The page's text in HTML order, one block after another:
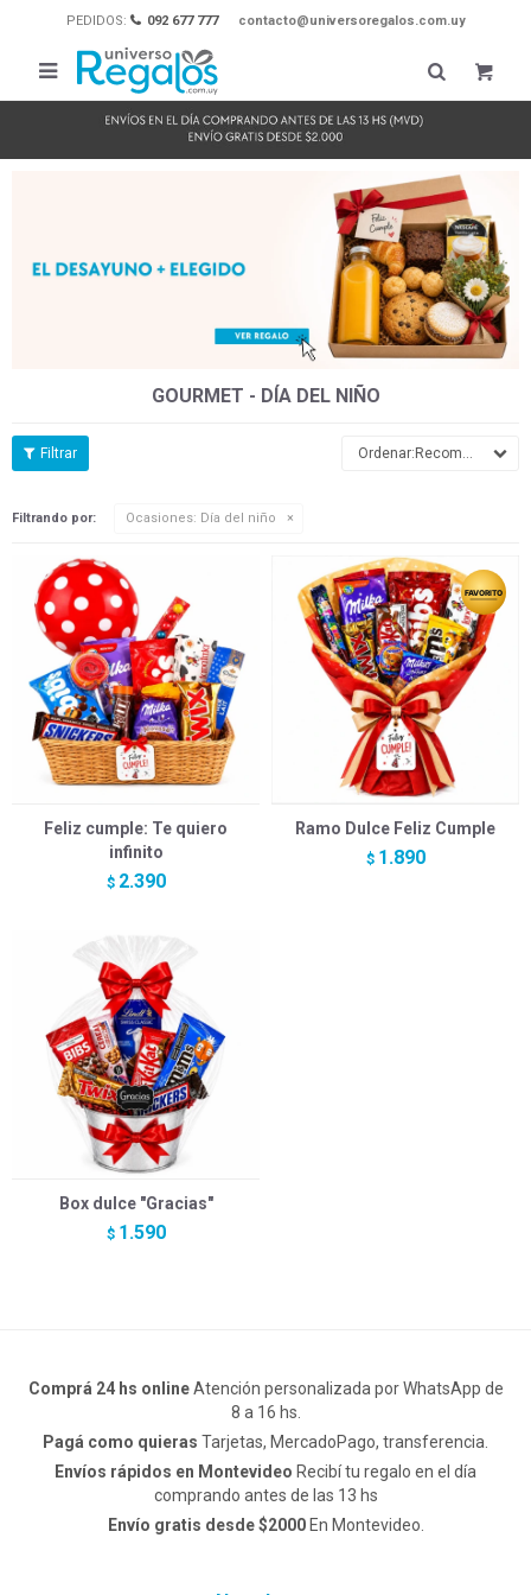
PEDIDOS: 092 677 777 contacto@universoregalos.com.uy

GOURMET - DÍA DEL NIÑO
Recomendados
Filtrando por: Ocasiones: Día del niño
Feliz cumple: Te quiero
infinito
$ 2.390
Ramo Dulce Feliz Cumple
$ 1.890
Box dulce "Gracias"
$ 1.590
Comprá 24 hs onlineAtención personalizada por WhatsApp de
8 a 16 hs.
Pagá como quieras Tarjetas, MercadoPago, transferencia.
Envíos rápidos en Montevideo Recibí tu regalo en el día
comprando antes de las 13 hs
Envío gratis desde $2000En Montevideo.